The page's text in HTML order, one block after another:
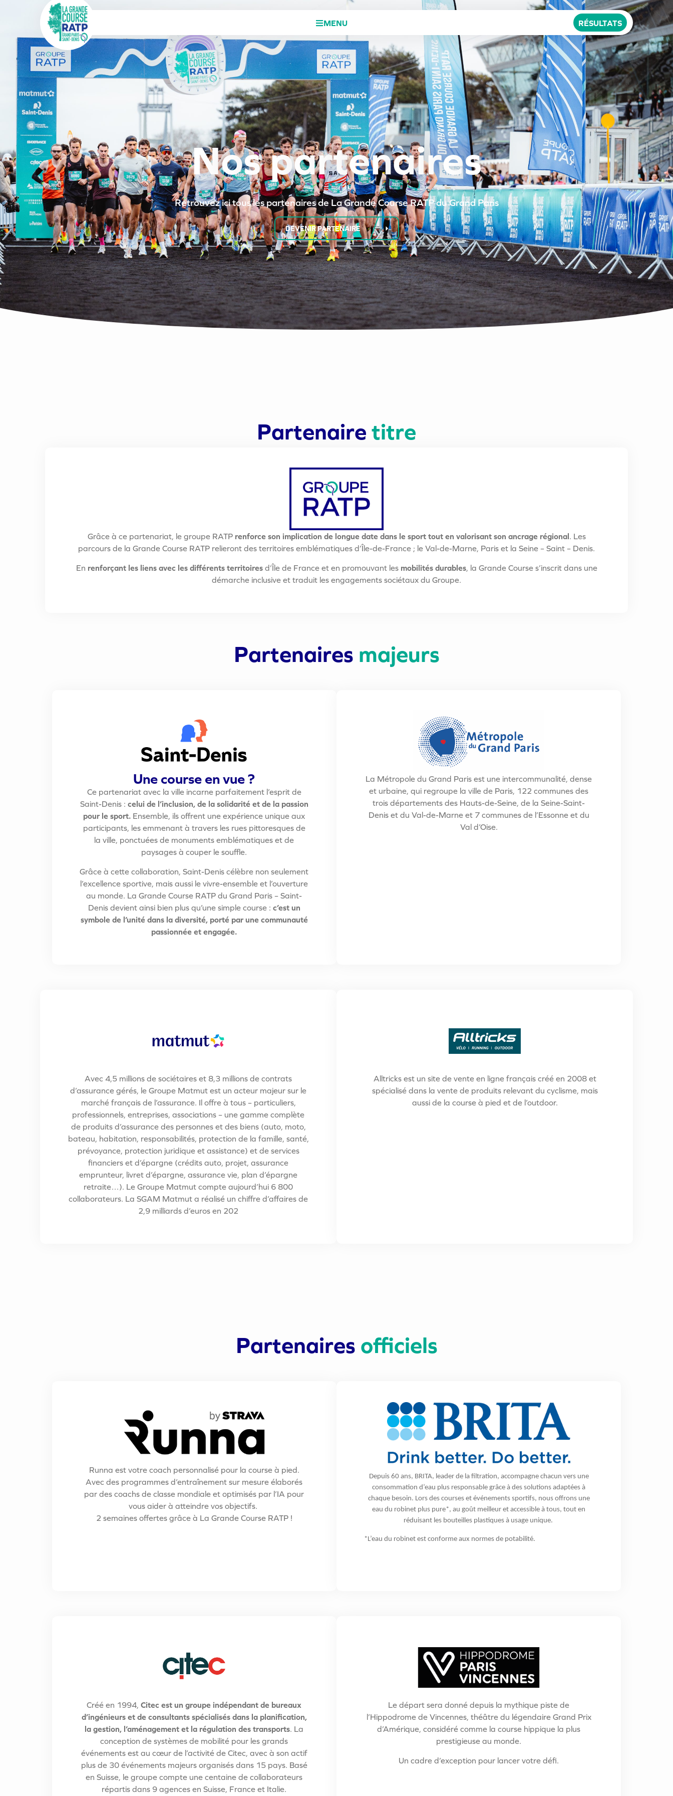
MENU RÉSULTATS
Nospartenaires
Retrouvez ici tous les partenaires de La Grande Course RATP du Grand Paris
DEVENIR PARTENAIRE
Partenaire titre
Grâce à ce partenariat, le groupe RATP renforce son implication de longue date dans le sport tout en valorisant son ancrage régional . Les
parcours de la Grande Course RATP relieront des territoires emblématiques d’Île-de-France ; le Val-de-Marne, Paris et la Seine – Saint – Denis.
En renforçant les liens avec les différents territoiresd’Île de France et en promouvant les mobilités durables, la Grande Course s’inscrit dans une
démarche inclusive et traduit les engagements sociétaux du Groupe.
Partenaires majeurs
Une course en vue ?
Ce partenariat avec la ville incarne parfaitement l’esprit de
Saint-Denis : celui de l’inclusion, de la solidarité et de la passion
pour le sport. Ensemble, ils offrent une expérience unique aux
participants, les emmenant à travers les rues pittoresques de
la ville, ponctuées de monuments emblématiques et de
paysages à couper le souffle.
Grâce à cette collaboration, Saint-Denis célèbre non seulement
l’excellence sportive, mais aussi le vivre-ensemble et l’ouverture
au monde. La Grande Course RATP du Grand Paris – Saint-
Denis devient ainsi bien plus qu’une simple course : c’est un
symbole de l’unité dans la diversité, porté par une communauté
passionnée et engagée.
La Métropole du Grand Paris est une intercommunalité, dense
et urbaine, qui regroupe la ville de Paris, 122 communes des
trois départements des Hauts-de-Seine, de la Seine-Saint-
Denis et du Val-de-Marne et 7 communes de l’Essonne et du
Val d’Oise.
Avec 4,5 millions de sociétaires et 8,3 millions de contrats
d’assurance gérés, le Groupe Matmut est un acteur majeur sur le
marché français de l’assurance. Il offre à tous – particuliers,
professionnels, entreprises, associations – une gamme complète
de produits d’assurance des personnes et des biens (auto, moto,
bateau, habitation, responsabilités, protection de la famille, santé,
prévoyance, protection juridique et assistance) et de services
financiers et d’épargne (crédits auto, projet, assurance
emprunteur, livret d’épargne, assurance vie, plan d’épargne
retraite…). Le Groupe Matmut compte aujourd’hui 6 800
collaborateurs. La SGAM Matmut a réalisé un chiffre d’affaires de
2,9 milliards d’euros en 202
Alltricks est un site de vente en ligne français créé en 2008 et
spécialisé dans la vente de produits relevant du cyclisme, mais
aussi de la course à pied et de l’outdoor.
Partenaires officiels
Runna est votre coach personnalisé pour la course à pied.
Avec des programmes d’entraînement sur mesure élaborés
par des coachs de classe mondiale et optimisés par l’IA pour
vous aider à atteindre vos objectifs.
2 semaines offertes grâce à La Grande Course RATP !
Depuis 60 ans, BRITA, leader de la filtration, accompagne chacun vers une
consommation d’eau plus responsable grâce à des solutions adaptées à
chaque besoin. Lors des courses et événements sportifs, nous offrons une
eau du robinet plus pure*, au goût meilleur et accessible à tous, tout en
réduisant les bouteilles plastiques à usage unique.
*L’eau du robinet est conforme aux normes de potabilité.
Créé en 1994,Citec est un groupe indépendant de bureaux
d’ingénieurs et de consultants spécialisés dans la planification,
la gestion, l’aménagement et la régulation des transports. La
conception de systèmes de mobilité pour les grands
événements est au cœur de l’activité de Citec, avec à son actif
plus de 30 événements majeurs organisés dans 15 pays. Basé
en Suisse, le groupe compte une centaine de collaborateurs
répartis dans 9 agences en Suisse, France et Italie.
Le départ sera donné depuis la mythique piste de
l’Hippodrome de Vincennes, théâtre du légendaire Grand Prix
d’Amérique, considéré comme la course hippique la plus
prestigieuse au monde.
Un cadre d’exception pour lancer votre défi.